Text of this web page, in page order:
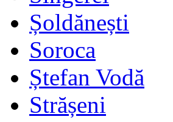
Șoldănești
Soroca
Ștefan Vodă
Strășeni